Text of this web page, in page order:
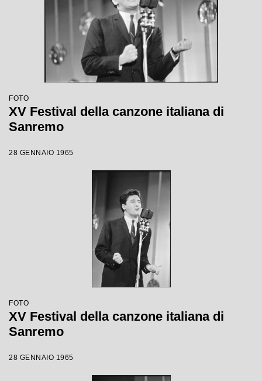
FOTO
XV Festival della canzone italiana di
Sanremo
28 GENNAIO 1965
FOTO
XV Festival della canzone italiana di
Sanremo
28 GENNAIO 1965